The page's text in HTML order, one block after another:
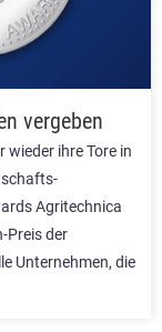
vergeben
wieder ihre Tore in
Agritechnica
Preis der
Unternehmen, die